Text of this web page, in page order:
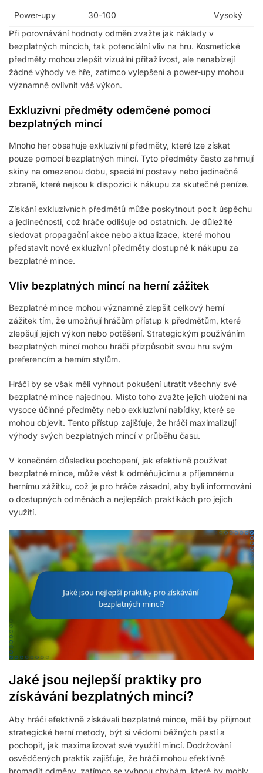
Power-upy 30-100
Vysoký
Při porovnávání hodnoty odměn zvažte jak náklady v
bezplatných mincích, tak potenciální vliv na hru. Kosmetické
předměty mohou zlepšit vizuální přitažlivost, ale nenabízejí
žádné výhody ve hře, zatímco vylepšení a power-upy mohou
významně ovlivnit váš výkon.
Exkluzivní předměty odemčené pomocí
bezplatných mincí
Mnoho her obsahuje exkluzivní předměty, které lze získat
pouze pomocí bezplatných mincí. Tyto předměty často zahrnují
skiny na omezenou dobu, speciální postavy nebo jedinečné
zbraně, které nejsou k dispozici k nákupu za skutečné peníze.
Získání exkluzivních předmětů může poskytnout pocit úspěchu
a jedinečnosti, což hráče odlišuje od ostatních. Je důležité
sledovat propagační akce nebo aktualizace, které mohou
představit nové exkluzivní předměty dostupné k nákupu za
bezplatné mince.
Vliv bezplatných mincí na herní zážitek
Bezplatné mince mohou významně zlepšit celkový herní
zážitek tím, že umožňují hráčům přístup k předmětům, které
zlepšují jejich výkon nebo potěšení. Strategickým používáním
bezplatných mincí mohou hráči přizpůsobit svou hru svým
preferencím a herním stylům.
Hráči by se však měli vyhnout pokušení utratit všechny své
bezplatné mince najednou. Místo toho zvažte jejich uložení na
vysoce účinné předměty nebo exkluzivní nabídky, které se
mohou objevit. Tento přístup zajišťuje, že hráči maximalizují
výhody svých bezplatných mincí v průběhu času.
V konečném důsledku pochopení, jak efektivně používat
bezplatné mince, může vést k odměňujícímu a příjemnému
hernímu zážitku, což je pro hráče zásadní, aby byli informováni
o dostupných odměnách a nejlepších praktikách pro jejich
využití.
Jaké jsou nejlepší praktiky pro
získávání bezplatných mincí?
Aby hráči efektivně získávali bezplatné mince, měli by přijmout
strategické herní metody, být si vědomi běžných pastí a
pochopit, jak maximalizovat své využití mincí. Dodržování
osvědčených praktik zajišťuje, že hráči mohou efektivně
hromadit odměny, zatímco se vyhnou chybám, které by mohly